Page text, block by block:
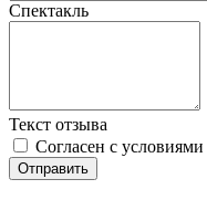
Спектакль
Текст отзыва
Согласен с условиями
Отправить